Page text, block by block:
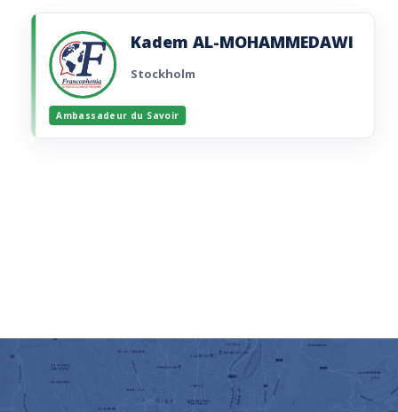
Imaginer et réaliser un projet visant à
promouvoir la Francophonie dans le monde.
Lire la brochure
Kadem AL-MOHAMMEDAWI
Stockholm
Ambassadeur du Savoir